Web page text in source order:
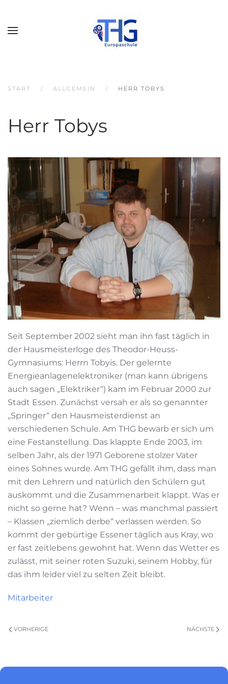
START ALLGEMEIN HERR TOBYS
Herr Tobys
Seit September 2002 sieht man ihn fast täglich in
der Hausmeisterloge des Theodor-Heuss-
Gymnasiums: Herrn Tobyis. Der gelernte
Energieanlagenelektroniker (man kann übrigens
auch sagen „Elektriker“) kam im Februar 2000 zur
Stadt Essen. Zunächst versah er als so genannter
„Springer“ den Hausmeisterdienst an
verschiedenen Schule. Am THG bewarb er sich um
eine Festanstellung. Das klappte Ende 2003, im
selben Jahr, als der 1971 Geborene stolzer Vater
eines Sohnes wurde. Am THG gefällt ihm, dass man
mit den Lehrern und natürlich den Schülern gut
auskommt und die Zusammenarbeit klappt. Was er
nicht so gerne hat? Wenn – was manchmal passiert
– Klassen „ziemlich derbe“ verlassen werden. So
kommt der gebürtige Essener täglich aus Kray, wo
er fast zeitlebens gewohnt hat. Wenn das Wetter es
zulässt, mit seiner roten Suzuki, seinem Hobby, für
das ihm leider viel zu selten Zeit bleibt.
Mitarbeiter
VORHERIGE NÄCHSTE